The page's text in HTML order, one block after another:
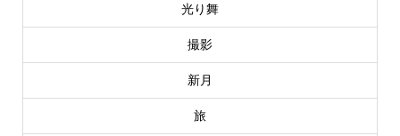
光り舞
撮影
新月
旅